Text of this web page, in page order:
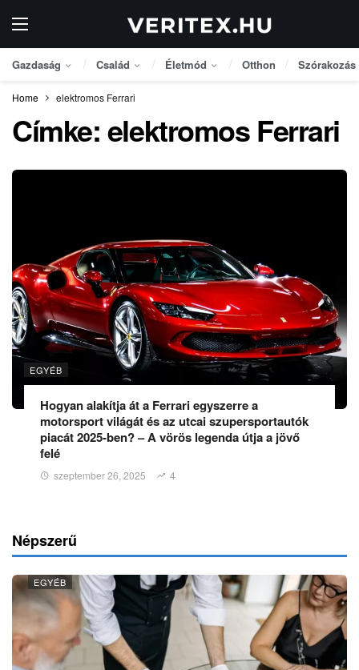
Gazdaság Család Életmód Otthon Szórakozás
Home elektromos Ferrari
Címke:elektromos Ferrari
EGYÉB
Hogyan alakítja át a Ferrari egyszerre a
motorsport világát és az utcai szupersportautók
piacát 2025-ben? – A vörös legenda útja a jövő
felé
szeptember 26, 2025 4
Népszerű
EGYÉB